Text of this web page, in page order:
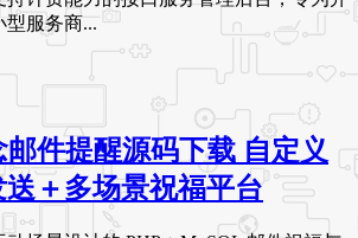
型服务商...
件提醒源码下载 自定义
＋多场景祝福平台